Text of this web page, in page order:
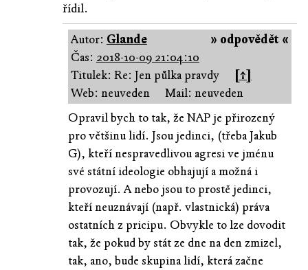
řídil.
» odpovědět «
Autor: Glande
Čas: 2018-10-09 21:04:10
Titulek: Re: Jen půlka pravdy
[↑]
Web: neuveden
Mail: neuveden
Opravil bych to tak, že NAP je přirozený
pro většinu lidí. Jsou jedinci, (třeba Jakub
G), kteří nespravedlivou agresi ve jménu
své státní ideologie obhajují a možná i
provozují. A nebo jsou to prostě jedinci,
kteří neuznávají (např. vlastnická) práva
ostatních z pricipu. Obvykle to lze dovodit
tak, že pokud by stát ze dne na den zmizel,
tak, ano, bude skupina lidí, která začne